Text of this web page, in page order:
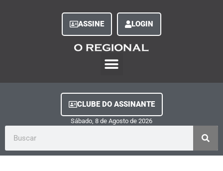
ASSINE LOGIN
CLUBE DO ASSINANTE
Sábado, 8 de Agosto de 2026